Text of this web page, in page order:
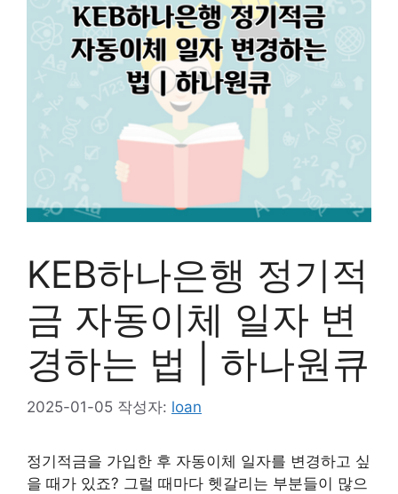
KEB하나은행 정기적
금 자동이체 일자 변
경하는 법 | 하나원큐
2025-01-05 작성자: loan
정기적금을 가입한 후 자동이체 일자를 변경하고 싶
을 때가 있죠? 그럴 때마다 헷갈리는 부분들이 많으